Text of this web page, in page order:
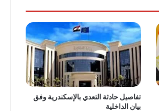
تفاصيل حادثة التعدي بالإسكندرية وفق
بيان الداخلية